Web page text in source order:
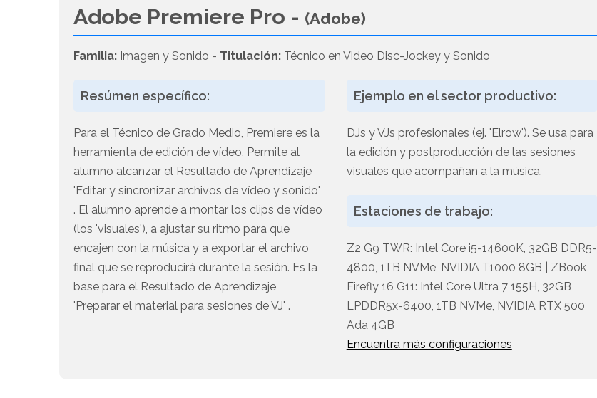
Adobe Premiere Pro - (Adobe)
Familia: Imagen y Sonido - Titulación: Técnico en Video Disc-Jockey y Sonido
Resúmen específico:
Para el Técnico de Grado Medio, Premiere es la
herramienta de edición de vídeo. Permite al
alumno alcanzar el Resultado de Aprendizaje
'Editar y sincronizar archivos de vídeo y sonido'
. El alumno aprende a montar los clips de vídeo
(los 'visuales'), a ajustar su ritmo para que
encajen con la música y a exportar el archivo
final que se reproducirá durante la sesión. Es la
base para el Resultado de Aprendizaje
'Preparar el material para sesiones de VJ' .
Ejemplo en el sector productivo:
DJs y VJs profesionales (ej. 'Elrow'). Se usa para
la edición y postproducción de las sesiones
visuales que acompañan a la música.
Estaciones de trabajo:
Z2 G9 TWR: Intel Core i5-14600K, 32GB DDR5-
4800, 1TB NVMe, NVIDIA T1000 8GB | ZBook
Firefly 16 G11: Intel Core Ultra 7 155H, 32GB
LPDDR5x-6400, 1TB NVMe, NVIDIA RTX 500
Ada 4GB
Encuentra más configuraciones